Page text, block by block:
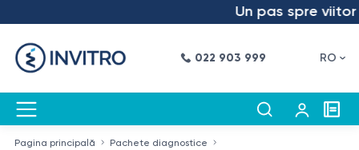
Un pas spre viitor
022 903 999 RO
Pagina principală
Pachete diagnostice